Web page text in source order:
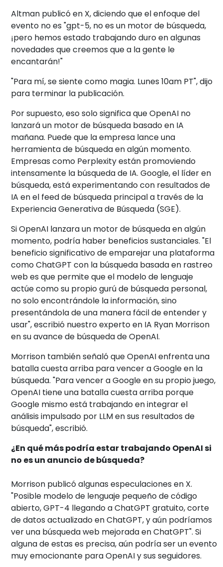
Altman publicó en X, diciendo que el enfoque del
evento no es "gpt-5, no es un motor de búsqueda,
¡pero hemos estado trabajando duro en algunas
novedades que creemos que a la gente le
encantarán!"
"Para mí, se siente como magia. Lunes 10am PT", dijo
para terminar la publicación.
Por supuesto, eso solo significa que OpenAI no
lanzará un motor de búsqueda basado en IA
mañana. Puede que la empresa lance una
herramienta de búsqueda en algún momento.
Empresas como Perplexity están promoviendo
intensamente la búsqueda de IA. Google, el líder en
búsqueda, está experimentando con resultados de
IA en el feed de búsqueda principal a través de la
Experiencia Generativa de Búsqueda (SGE).
Si OpenAI lanzara un motor de búsqueda en algún
momento, podría haber beneficios sustanciales. "El
beneficio significativo de emparejar una plataforma
como ChatGPT con la búsqueda basada en rastreo
web es que permite que el modelo de lenguaje
actúe como su propio gurú de búsqueda personal,
no solo encontrándole la información, sino
presentándola de una manera fácil de entender y
usar", escribió nuestro experto en IA Ryan Morrison
en su avance de búsqueda de OpenAI.
Morrison también señaló que OpenAI enfrenta una
batalla cuesta arriba para vencer a Google en la
búsqueda. "Para vencer a Google en su propio juego,
OpenAI tiene una batalla cuesta arriba porque
Google mismo está trabajando en integrar el
análisis impulsado por LLM en sus resultados de
búsqueda", escribió.
¿En qué más podría estar trabajando OpenAI si
no es un anuncio de búsqueda?
Morrison publicó algunas especulaciones en X.
"Posible modelo de lenguaje pequeño de código
abierto, GPT-4 llegando a ChatGPT gratuito, corte
de datos actualizado en ChatGPT, y aún podríamos
ver una búsqueda web mejorada en ChatGPT". Si
alguna de estas es precisa, aún podría ser un evento
muy emocionante para OpenAI y sus seguidores.